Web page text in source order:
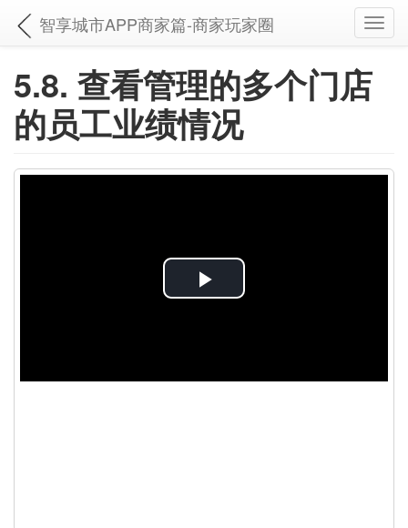
智享城市APP商家篇-商家玩家圈
5.8. 查看管理的多个门店
的员工业绩情况
P
a